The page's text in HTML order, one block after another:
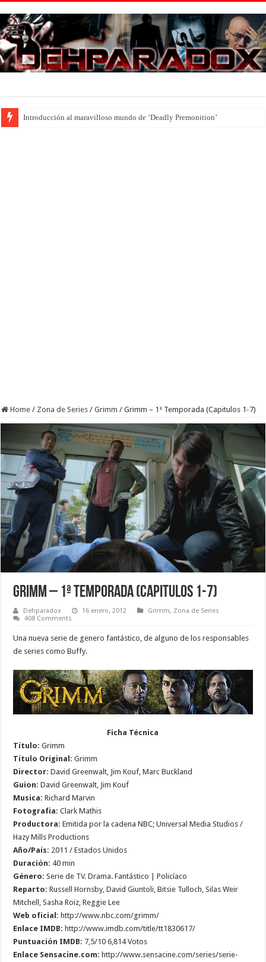
Introducción al maravilloso mundo de ‘Deadly Premonition’
Home / Zona de Series / Grimm / Grimm – 1ª Temporada (Capitulos 1-7)
Grimm – 1ª Temporada (Capitulos 1-7)
Dehparadox 16 enero, 2012 Grimm, Zona de Series
408 Comments
Una nueva serie de genero fantástico, de alguno de los responsables
de series como Buffy.
Ficha Técnica
Título: Grimm
Título Original: Grimm
Director: David Greenwalt, Jim Kouf, Marc Buckland
Guion: David Greenwalt, Jim Kouf
Musica: Richard Marvin
Fotografia: Clark Mathis
Productora: Emitida por la cadena NBC; Universal Media Studios /
Hazy Mills Productions
Año/País: 2011 / Estados Unidos
Duración: 40 min
Género: Serie de TV. Drama. Fantástico | Policíaco
Reparto: Russell Hornsby, David Giuntoli, Bitsie Tulloch, Silas Weir
Mitchell, Sasha Roiz, Reggie Lee
Web oficial: http://www.nbc.com/grimm/
Enlace IMDB: http://www.imdb.com/title/tt1830617/
Puntuación IMDB: 7,5/10 6,814 Votos
Enlace Sensacine.com: http://www.sensacine.com/series/serie-